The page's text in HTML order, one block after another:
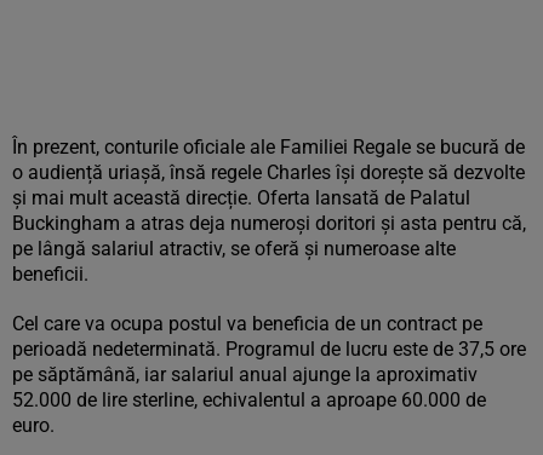
În prezent, conturile oficiale ale Familiei Regale se bucură de
o audiență uriașă, însă regele Charles își dorește să dezvolte
și mai mult această direcție. Oferta lansată de Palatul
Buckingham a atras deja numeroși doritori și asta pentru că,
pe lângă salariul atractiv, se oferă și numeroase alte
beneficii.
Cel care va ocupa postul va beneficia de un contract pe
perioadă nedeterminată. Programul de lucru este de 37,5 ore
pe săptămână, iar salariul anual ajunge la aproximativ
52.000 de lire sterline, echivalentul a aproape 60.000 de
euro.